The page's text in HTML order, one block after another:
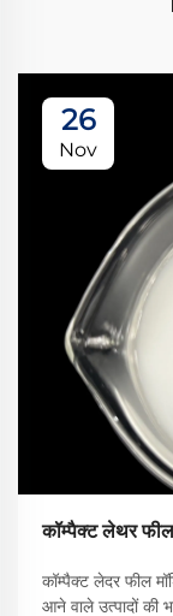
26
Nov
कॉम्पैक्ट लेथर
कॉम्पैक्ट लेदर फील
आने वाले उत्पादों की